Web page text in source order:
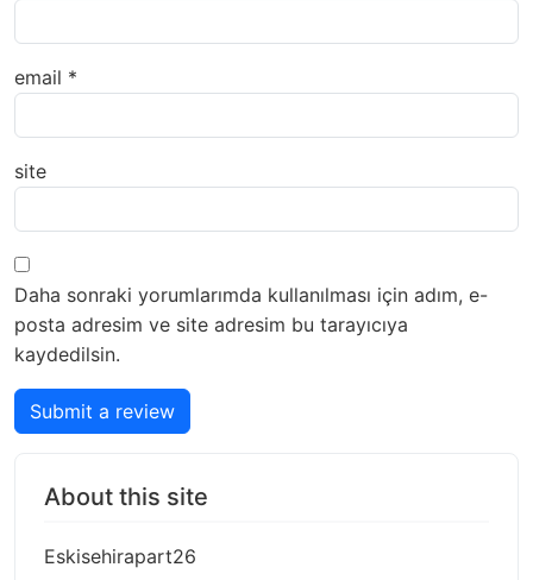
email *
site
Daha sonraki yorumlarımda kullanılması için adım, e-
posta adresim ve site adresim bu tarayıcıya
kaydedilsin.
Submit a review
About this site
Eskisehirapart26